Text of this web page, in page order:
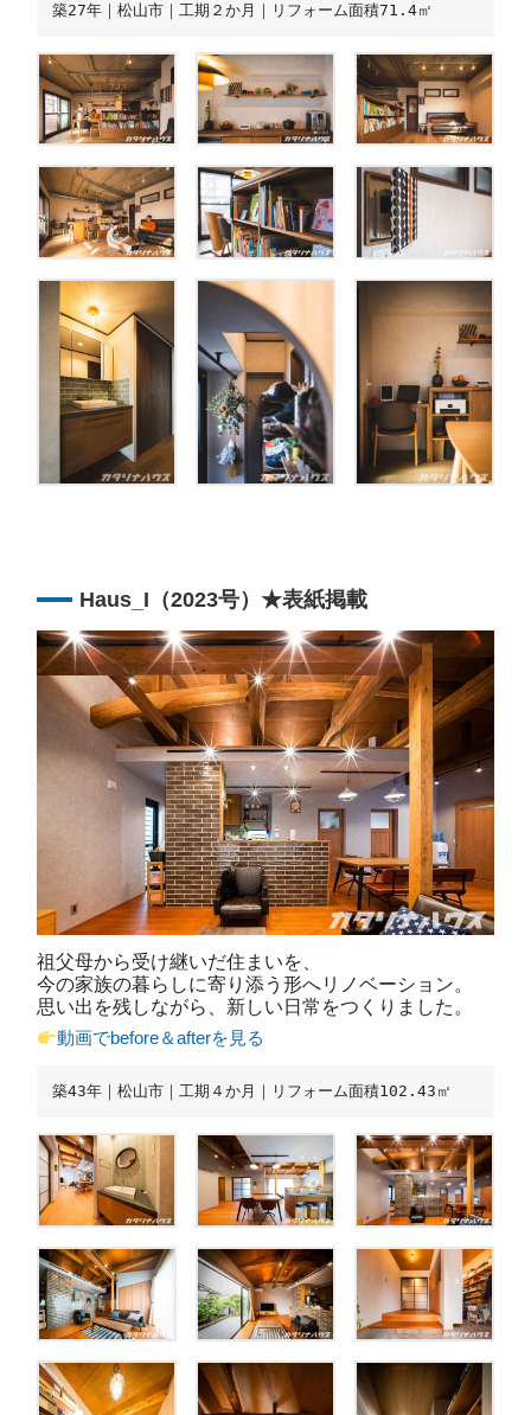
築27年｜松山市｜工期２か月｜リフォーム面積71.4㎡
Haus_I（2023号）★表紙掲載
祖父母から受け継いだ住まいを、
今の家族の暮らしに寄り添う形へリノベーション。
思い出を残しながら、新しい日常をつくりました。
動画でbefore＆afterを見る
築43年｜松山市｜工期４か月｜リフォーム面積102.43㎡